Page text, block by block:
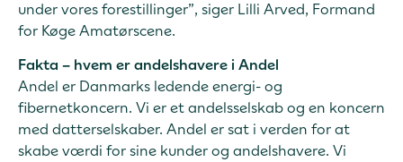
under vores forestillinger”, siger Lilli Arved, Formand
for Køge Amatørscene.
Fakta – hvem er andelshavere i Andel
Andel er Danmarks ledende energi- og
fibernetkoncern. Vi er et andelsselskab og en koncern
med datterselskaber. Andel er sat i verden for at
skabe værdi for sine kunder og andelshavere. Vi